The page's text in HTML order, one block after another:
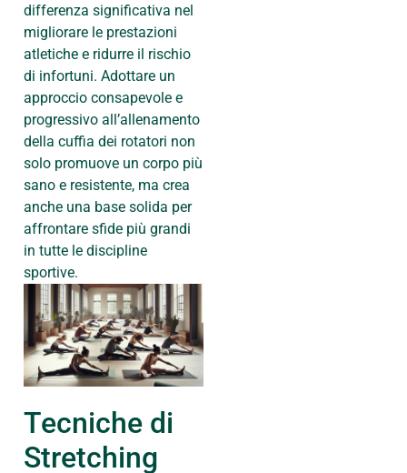
differenza significativa nel
migliorare le prestazioni
atletiche e ridurre il rischio
di infortuni. Adottare un
approccio consapevole e
progressivo all’allenamento
della cuffia dei rotatori non
solo promuove un corpo più
sano e resistente, ma crea
anche una base solida per
affrontare sfide più grandi
in tutte le discipline
sportive.
Tecniche di
Stretching